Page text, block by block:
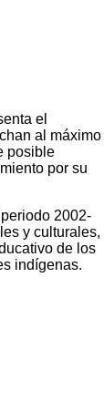
el
al máximo
posible
por su
2002-
y culturales,
de los
indígenas.